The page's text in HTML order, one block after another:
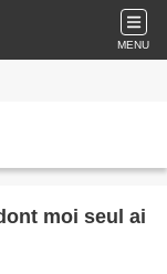
MENU
moi seul ai